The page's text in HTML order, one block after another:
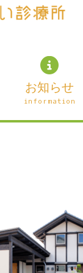
お知らせ
information